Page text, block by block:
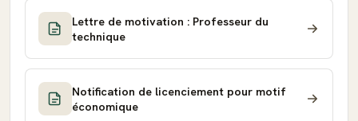
Lettre de motivation : Professeur du
technique
Notification de licenciement pour motif
économique